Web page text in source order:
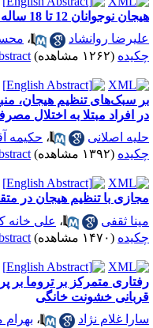
نوجوانان 12 تا 18 ساله دارای اختلال اضطراب اجتماعی
روانشاد
،
(۱۲۶۲ مشاهده) |
سبک‌های تنظیم هیجان،
افراد مبتلا به اختلال
اصلانی
،حکیمه
(۱۳۹۲ مشاهده) |
با تنظیم هیجان در
ثقفی
،علی خانه
(۱۴۷۰ مشاهده) |
متمرکز بر تروما بر
خشونت خانگی
غلام نژاد
،بهرام